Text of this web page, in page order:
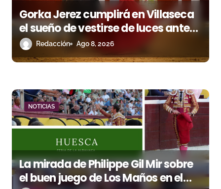
sGorka Jerez cumplirá en Villaseca
el sueño de vestirse de luces ante
los suyos
Redacción Ago 8, 2026
NOTICIAS
La mirada de Philippe Gil Mir sobre
el buen juego de Los Maños en el